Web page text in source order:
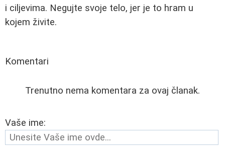
i ciljevima. Negujte svoje telo, jer je to hram u
kojem živite.
Komentari
Trenutno nema komentara za ovaj članak.
Vaše ime: